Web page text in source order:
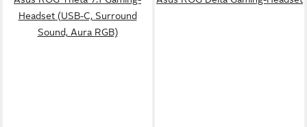
Headset (USB-C, Surround
Sound, Aura RGB)